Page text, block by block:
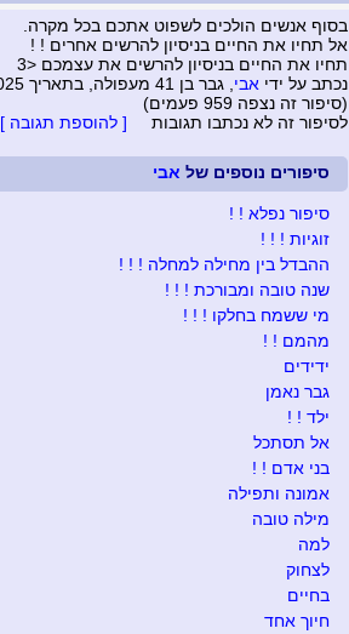
בסוף אנשים הולכים לשפוט אתכם בכל מקרה.
אל תחיו את החיים בניסיון להרשים אחרים ! !
תחיו את החיים בניסיון להרשים את עצמכם <3
נכתב על ידי אבי , גבר בן 41 מעפולה, בתאריך 05/07/2025
(סיפור זה נצפה 959 פעמים)
לסיפור זה לא נכתבו תגובות [ להוספת תגובה ]
סיפורים נוספים של אבי
סיפור נפלא ! !
זוגיות ! ! !
ההבדל בין מחילה למחלה ! ! !
שנה טובה ומבורכת ! ! !
מי ששמח בחלקו ! ! !
מהמם ! !
ידידים
גבר נאמן
ילד ! !
אל תסתכל
בני אדם ! !
אמונה ותפילה
מילה טובה
למה
לצחוק
בחיים
חיוך אחד